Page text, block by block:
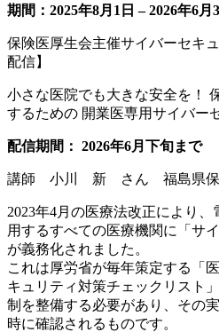
期間：2025年8月1日 – 2026年6月
保険医厚生会主催サイバーセキ
配信】
小さな医院でも大きな安全を！
するための 開業医専用サイバー
配信期間： 2026年6月下旬まで
講師 小川 新 さん 福島県保
2023年4月の医療法改正により
用するすべての医療機関に「サ
が義務化されました。
これは厚労省が毎年策定する「
キュリティ対策チェックリスト
制を整備する必要があり、その
時に確認されるものです。